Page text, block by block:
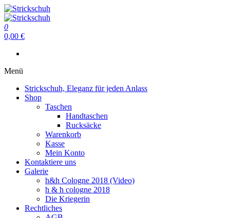
Zum
Inhalt
springen
Strickschuh
Strickschuh
0
0,00 €
Menü
Strickschuh, Eleganz für jeden Anlass
Shop
Taschen
Handtaschen
Rucksäcke
Warenkorb
Kasse
Mein Konto
Kontaktiere uns
Galerie
h&h Cologne 2018 (Video)
h & h cologne 2018
Die Kriegerin
Rechtliches